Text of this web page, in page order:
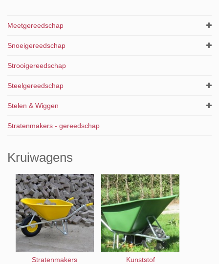
Kruiwagens
Stratenmakers Kunststof
Meetgereedschap
Snoeigereedschap
Strooigereedschap
Steelgereedschap
Stelen & Wiggen
Stratenmakers - gereedschap